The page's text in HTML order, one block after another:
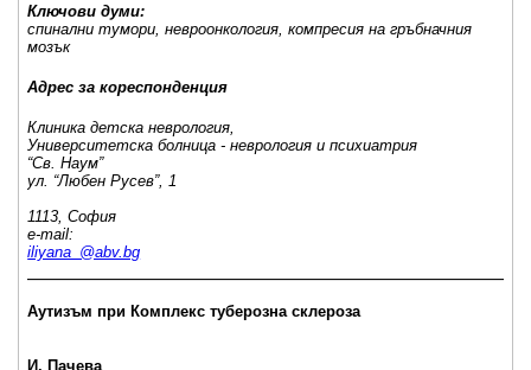
Ключови думи:
спинални тумори, невроонкология, компресия на гръбначния
мозък
Адрес за кореспонденция
Клиника детска неврология,
Университетска болница - неврология и психиатрия
“Св. Наум”
ул. “Любен Русев”, 1
1113, София
e-mail:
iliyana_@abv.bg
Аутизъм при Комплекс туберозна склероза
И. Пачева